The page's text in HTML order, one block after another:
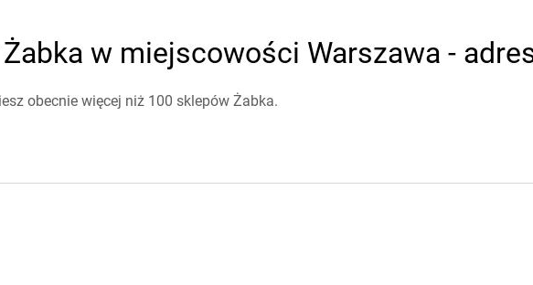
Żabka w miejscowości Warszawa -
obecnie więcej niż 100 sklepów Żabka.